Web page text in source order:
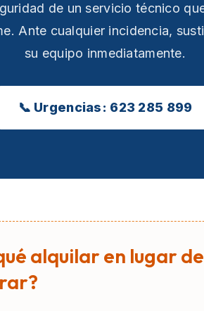
de un servicio técnico
Ante cualquier incidencia,
su equipo inmediatamente.
📞 Urgencias: 623 285 899
alquilar en lugar de